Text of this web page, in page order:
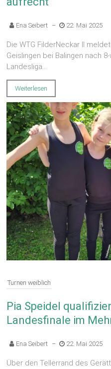
Ena Seibert – 22. Mai 2025
Die WTG FilderNeckar II
Geislingen bei Balingen nach
Landesliga...
Weiterlesen
Turnen weiblich
Pia Speidel
Landesfinale im
Ena Seibert – 22. Mai 2025
Über den Tellerrand des